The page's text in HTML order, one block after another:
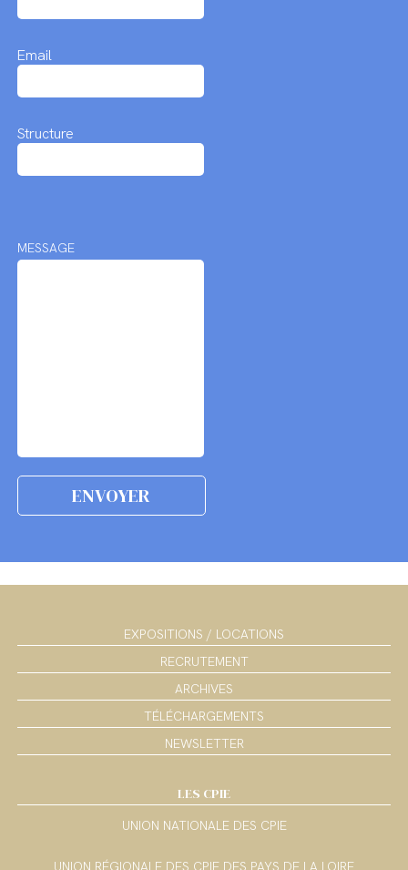
Email
Structure
MESSAGE
EXPOSITIONS / LOCATIONS
RECRUTEMENT
ARCHIVES
TÉLÉCHARGEMENTS
NEWSLETTER
LES CPIE
UNION NATIONALE DES CPIE
UNION RÉGIONALE DES CPIE DES PAYS DE LA LOIRE